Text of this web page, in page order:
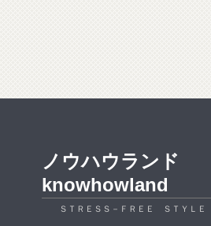
ノウハウランド
knowhowland
ＳＴＲＥＳＳ－ＦＲＥＥ ＳＴＹＬＥ